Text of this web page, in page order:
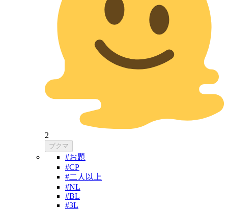
2
ブクマ
#お題
#CP
#二人以上
#NL
#BL
#3L